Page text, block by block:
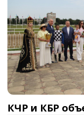
КЧР и КБР